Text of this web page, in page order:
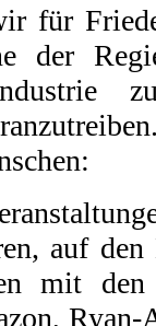
für
der
auf
mit
Ryan-